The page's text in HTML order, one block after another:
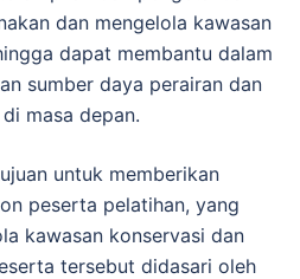
dan mengelola kawasan
dapat membantu dalam
sumber daya perairan dan
masa depan.
untuk memberikan
peserta pelatihan, yang
kawasan konservasi dan
tersebut didasari oleh